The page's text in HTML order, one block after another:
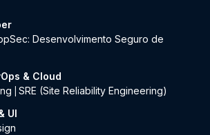
Desenvolvimento Seguro de
& Cloud
SRE (Site Reliability Engineering)
UI